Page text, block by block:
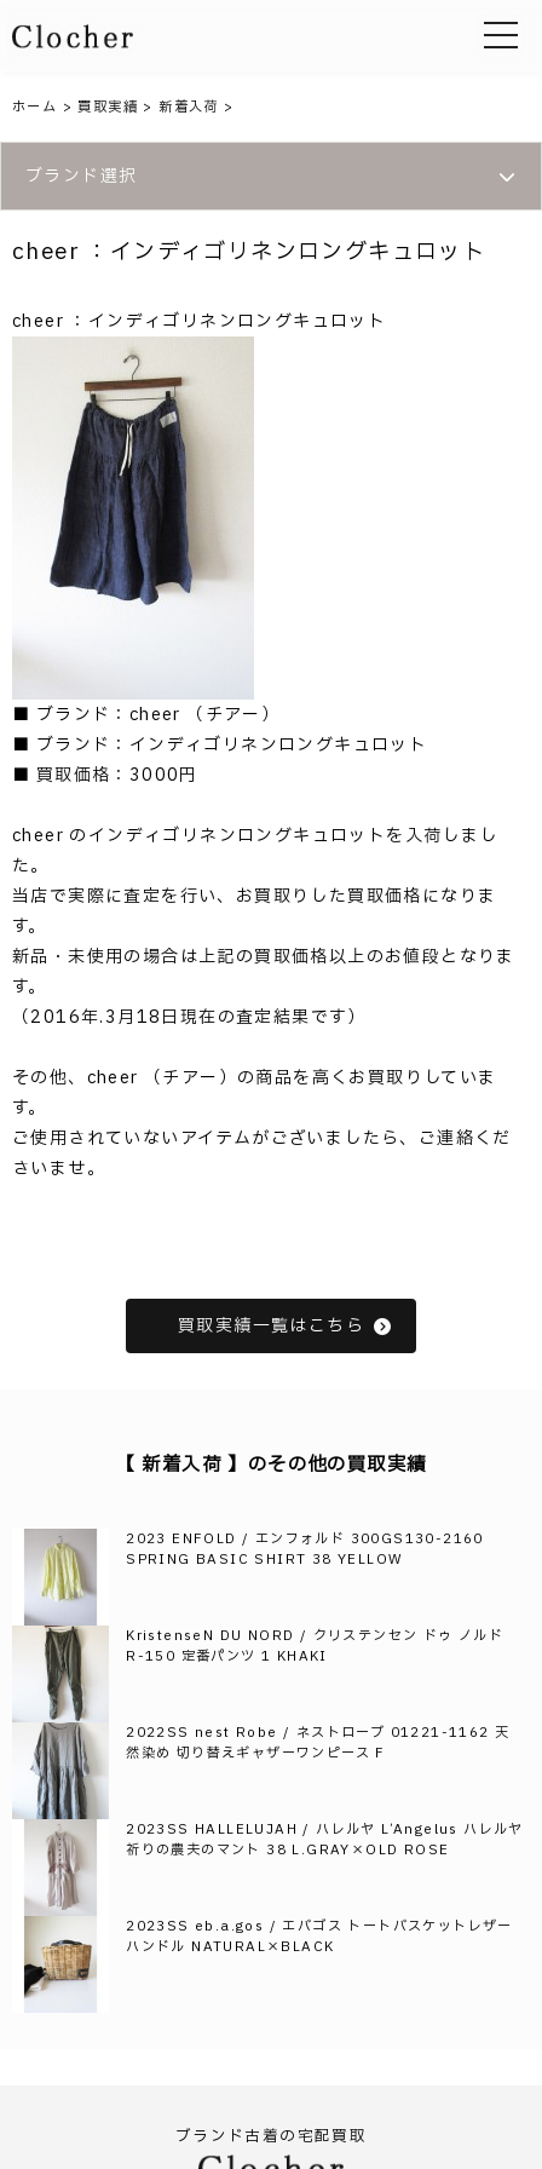
toggle
ホーム >買取実績 > 新着入荷 >
ブランド選択
cheer ：インディゴリネンロングキュロット
cheer ：インディゴリネンロングキュロット
■ ブランド：cheer （チアー）
■ ブランド：インディゴリネンロングキュロット
■ 買取価格：3000円
cheer のインディゴリネンロングキュロットを入荷しまし
た。
当店で実際に査定を行い、お買取りした買取価格になりま
す。
新品・未使用の場合は上記の買取価格以上のお値段となりま
す。
（2016年.3月18日現在の査定結果です）
その他、cheer （チアー）の商品を高くお買取りしていま
す。
ご使用されていないアイテムがございましたら、ご連絡くだ
さいませ。
買取実績一覧はこちら
【 新着入荷 】のその他の買取実績
2023 ENFOLD / エンフォルド 300GS130-2160
SPRING BASIC SHIRT 38 YELLOW
KristenseN DU NORD / クリステンセン ドゥ ノルド
R-150 定番パンツ 1 KHAKI
2022SS nest Robe / ネストローブ 01221-1162 天
然染め 切り替えギャザーワンピース F
2023SS HALLELUJAH / ハレルヤ L’Angelus ハレルヤ
祈りの農夫のマント 38 L.GRAY×OLD ROSE
2023SS eb.a.gos / エバゴス トートバスケットレザー
ハンドル NATURAL×BLACK
ブランド古着の宅配買取